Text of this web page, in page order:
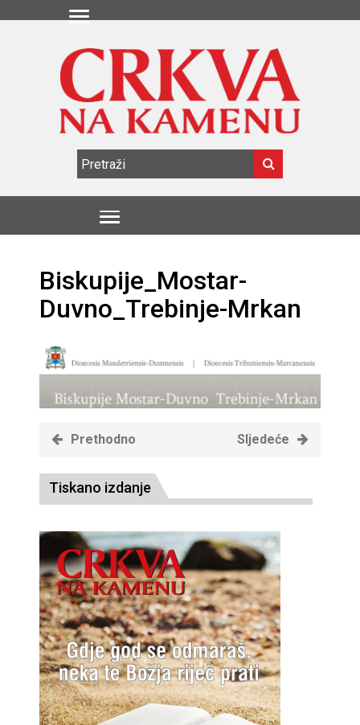
Biskupije_Mostar-
Duvno_Trebinje-Mrkan
Prethodno Sljedeće
Tiskano izdanje